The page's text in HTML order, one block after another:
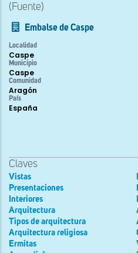
(Fuente)
Embalse de Caspe
Localidad
Caspe
Municipio
Caspe
Comunidad
Aragón
País
España
Claves
Vistas
Presentaciones
Interiores
Arquitectura
Tipos de arquitectura
Arquitectura religiosa
Ermitas